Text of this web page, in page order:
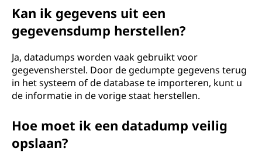
Kan ik gegevens uit een
gegevensdump herstellen?
Ja, datadumps worden vaak gebruikt voor
gegevensherstel. Door de gedumpte gegevens terug
in het systeem of de database te importeren, kunt u
de informatie in de vorige staat herstellen.
Hoe moet ik een datadump veilig
opslaan?